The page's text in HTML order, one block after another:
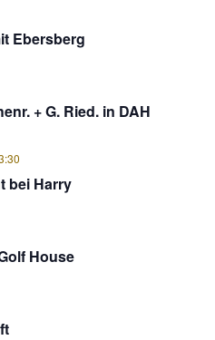
Ebersberg
+ G. Ried. in DAH
bei Harry
House